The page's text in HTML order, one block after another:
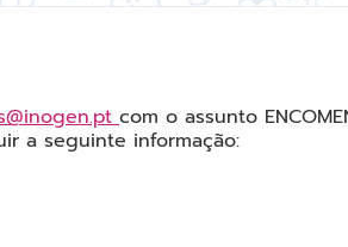
com o assunto
a seguinte informação: